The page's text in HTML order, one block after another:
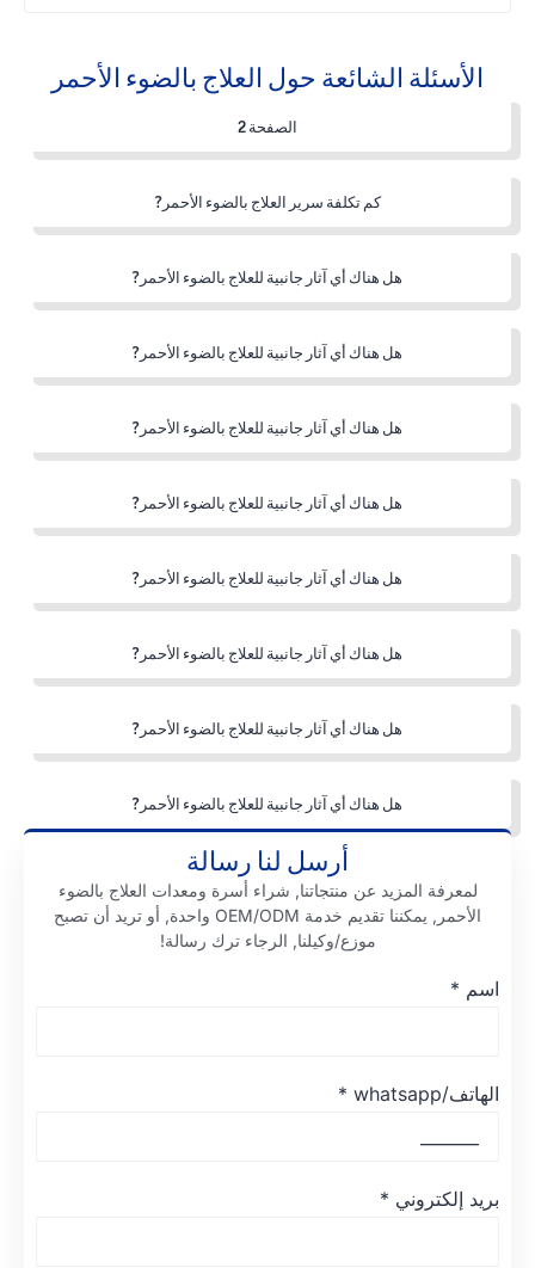
الأسئلة الشائعة حول العلاج بالضوء الأحمر
الصفحة 2
كم تكلفة سرير العلاج بالضوء الأحمر?
هل هناك أي آثار جانبية للعلاج بالضوء الأحمر?
هل هناك أي آثار جانبية للعلاج بالضوء الأحمر?
هل هناك أي آثار جانبية للعلاج بالضوء الأحمر?
هل هناك أي آثار جانبية للعلاج بالضوء الأحمر?
هل هناك أي آثار جانبية للعلاج بالضوء الأحمر?
هل هناك أي آثار جانبية للعلاج بالضوء الأحمر?
هل هناك أي آثار جانبية للعلاج بالضوء الأحمر?
هل هناك أي آثار جانبية للعلاج بالضوء الأحمر?
أرسل لنا رسالة
لمعرفة المزيد عن منتجاتنا, شراء أسرة ومعدات العلاج بالضوء
الأحمر, يمكننا تقديم خدمة OEM/ODM واحدة, أو تريد أن تصبح
موزع/وكيلنا, الرجاء ترك رسالة!
اسم *
الهاتف/whatsapp *
بريد إلكتروني *